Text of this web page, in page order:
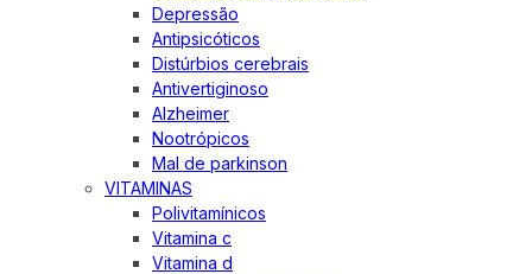
Depressão
Antipsicóticos
Distúrbios cerebrais
Antivertiginoso
Alzheimer
Nootrópicos
Mal de parkinson
VITAMINAS
Polivitamínicos
Vitamina c
Vitamina d